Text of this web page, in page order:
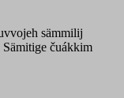
sämmilij
čuákkim